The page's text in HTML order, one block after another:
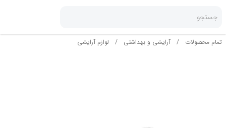
جستجو
تمام محصولات / آرایشی و بهداشتی / لوازم آرایشی